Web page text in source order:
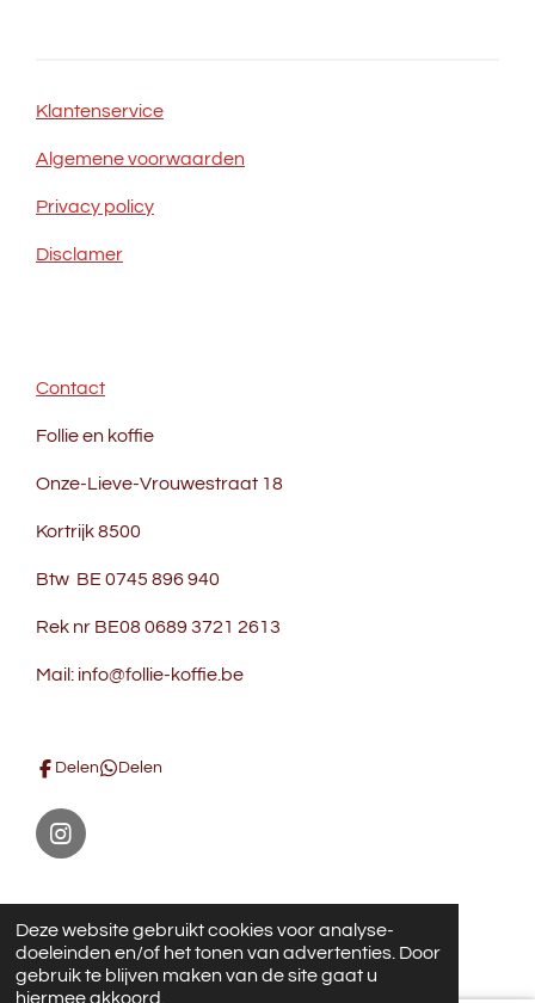
Deze website gebruikt cookies voor analyse-
doeleinden en/of het tonen van advertenties. Door
gebruik te blijven maken van de site gaat u
hiermee akkoord.
Klantenservice
Algemene voorwaarden
Privacy policy
Disclamer
Contact
Follie en koffie
Onze-Lieve-Vrouwestraat 18
Kortrijk 8500
Btw BE 0745 896 940
Rek nr BE08 0689 3721 2613
Mail: info@follie-koffie.be
Delen Delen
I
n
t
a
g
r
© 2021 - 2026 Follie en Koffie
Powered byJouwWeb